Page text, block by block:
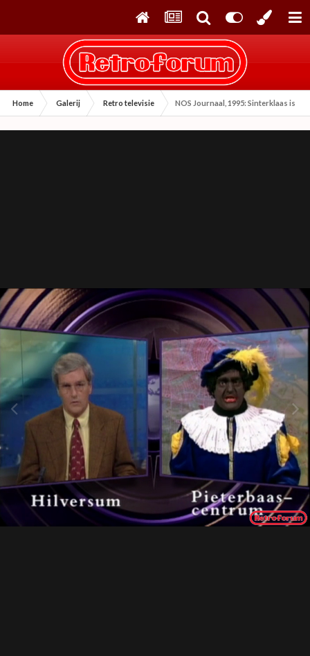
Home Galerij Retro televisie NOS Journaal, 1995: Sinterklaas is